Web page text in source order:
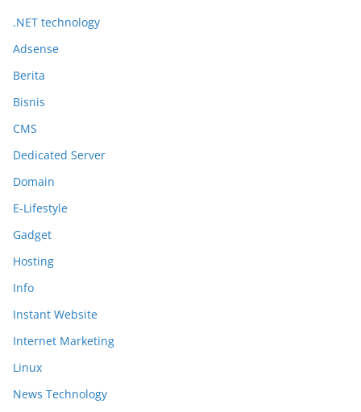
.NET technology
Adsense
Berita
Bisnis
CMS
Dedicated Server
Domain
E-Lifestyle
Gadget
Hosting
Info
Instant Website
Internet Marketing
Linux
News Technology